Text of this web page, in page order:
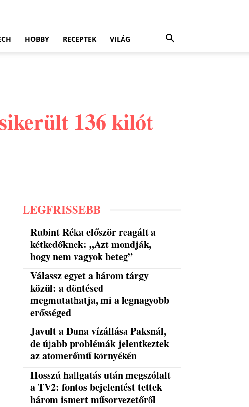
HOBBY RECEPTEK VILÁG
136 kilót
LEGFRISSEBB
Rubint Réka először reagált a
kétkedőknek: „Azt mondják,
hogy nem vagyok beteg”
Válassz egyet a három tárgy
közül: a döntésed
megmutathatja, mi a legnagyobb
erősséged
Javult a Duna vízállása Paksnál,
de újabb problémák jelentkeztek
az atomerőmű környékén
Hosszú hallgatás után megszólalt
a TV2: fontos bejelentést tettek
három ismert műsorvezetőről